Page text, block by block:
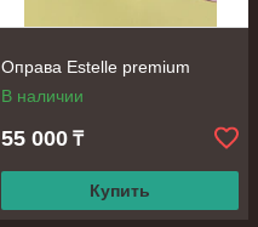
Оправа Estelle premium
В наличии
55 000 ₸
Купить